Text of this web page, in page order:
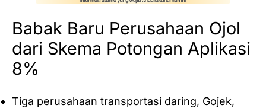
‎Babak Baru Perusahaan Ojol
dari Skema Potongan Aplikasi
8%
Tiga perusahaan transportasi daring, Gojek,